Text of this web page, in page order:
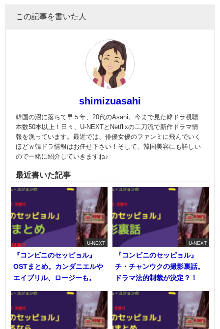
この記事を書いた人
shimizuasahi
韓国の沼に落ちて早５年、20代のAsahi。今まで見た韓ドラ視聴
本数50本以上！日々、U-NEXTとNetflixの二刀流で新作ドラマ情
報を漁っています。最近では、俳優女優のファンミに飛んでいく
ほどｗ韓ドラ情報はお任せ下さい！そして、韓国美容にも詳しい
ので一緒に紹介していきますね♪
最近書いた記事
U-NEXT
『コンビニのセッピョル』
OSTまとめ。カンダニエルや
エイプリル、ロージーも。
U-NEXT
『コンビニのセッピョル』
チ・チャンウクの撮影裏話。
ドラマ法的制裁が決定？！